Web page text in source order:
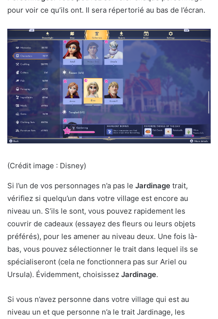
pour voir ce qu’ils ont. Il sera répertorié au bas de l’écran.
(Crédit image : Disney)
Si l’un de vos personnages n’a pas le Jardinage trait,
vérifiez si quelqu’un dans votre village est encore au
niveau un. S’ils le sont, vous pouvez rapidement les
couvrir de cadeaux (essayez des fleurs ou leurs objets
préférés), pour les amener au niveau deux. Une fois là-
bas, vous pouvez sélectionner le trait dans lequel ils se
spécialiseront (cela ne fonctionnera pas sur Ariel ou
Ursula). Évidemment, choisissez Jardinage.
Si vous n’avez personne dans votre village qui est au
niveau un et que personne n’a le trait Jardinage, les